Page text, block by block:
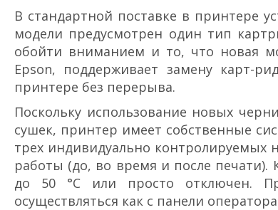
В стандартной поставке в принтере
модели предусмотрен один тип
обойти вниманием и то, что новая
Epson, поддерживает замену карт-
принтере без перерыва.
Поскольку использование новых
сушек, принтер имеет собственные
трех индивидуально контролируемых
работы (до, во время и после
до 50 °C или просто отключен.
осуществляться как с панели